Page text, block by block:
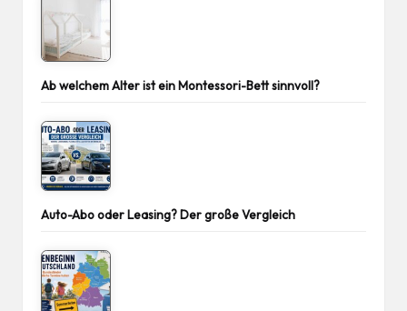
Ab welchem Alter ist ein Montessori-Bett sinnvoll?
Auto-Abo oder Leasing? Der große Vergleich